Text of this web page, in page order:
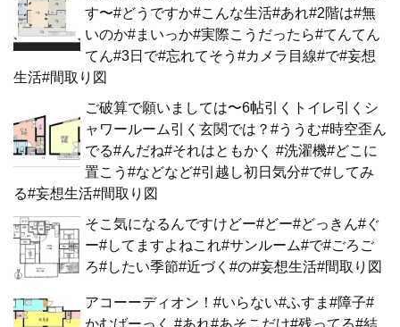
す〜#どうですか#こんな生活#あれ#2階は#無
いのか#まいっか#実際こうだったら#てんてん
てん#3日で#忘れてそう#カメラ目線#で#妄想
生活#間取り図
ご破算で願いましては〜6帖引くトイレ引くシ
ャワールーム引く玄関では？#ううむ#時空歪ん
でる#んだね#それはともかく #洗濯機#どこに
置こう#などなど#引越し初日気分#で#してみ
る#妄想生活#間取り図
そこ気になるんですけどー#どー#どっきん#ぐ
ー#してますよねこれ#サンルーム#で#ごろご
ろ#したい季節#近づく#の#妄想生活#間取り図
アコーーディオン！#いらない#ふすま#障子#
かむばーっく #あれ#あそこだけ#残ってる#結